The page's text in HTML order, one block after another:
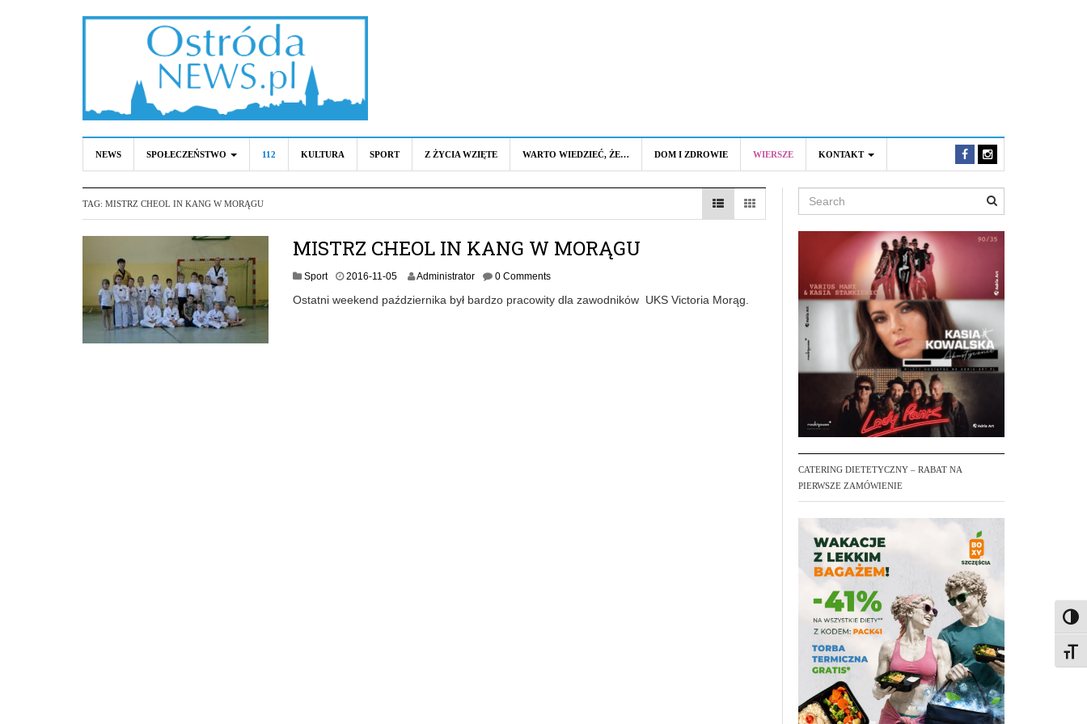
NEWS SPOŁECZEŃSTWO 112 KULTURA SPORT Z ŻYCIA WZIĘTE WARTO WIEDZIEĆ, ŻE… DOM I ZDROWIE WIERSZE KONTAKT
TAG: MISTRZ CHEOL IN KANG W MORĄGU
MISTRZ CHEOL IN KANG W MORĄGU
Sport 2016-11-052
1
Administrator 0 Comments
Ostatni weekend października był bardzo pracowity dla zawodników UKS Victoria Morąg.
Search
CATERING DIETETYCZNY – RABAT NA
PIERWSZE ZAMÓWIENIE